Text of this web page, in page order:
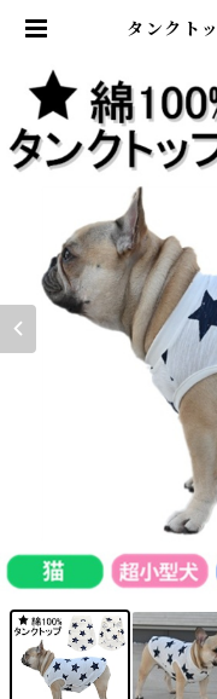
タンクト
猫 超小型
夏 秋 犬服
お洒落 柴
M912T |